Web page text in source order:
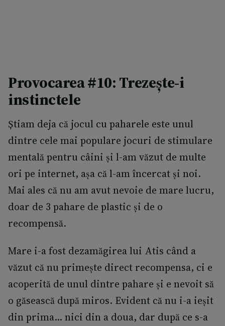
Provocarea #10: Trezește-i
instinctele
Știam deja că jocul cu paharele este unul
dintre cele mai populare jocuri de stimulare
mentală pentru câini și l-am văzut de multe
ori pe internet, așa că l-am încercat și noi.
Mai ales că nu am avut nevoie de mare lucru,
doar de 3 pahare de plastic și de o
recompensă.
Mare i-a fost dezamăgirea lui Atis când a
văzut că nu primește direct recompensa, ci e
acoperită de unul dintre pahare și e nevoit să
o găsească după miros. Evident că nu i-a ieșit
din prima… nici din a doua, dar după ce s-a